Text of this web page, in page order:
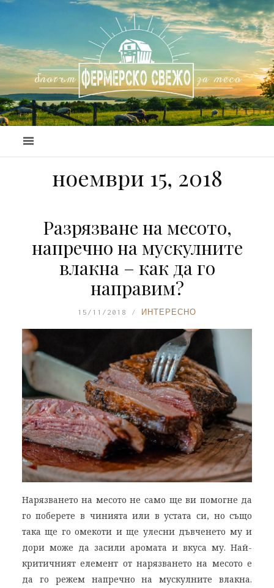
ноември 15, 2018
Разрязване на месото,
напречно на мускулните
влакна – как да го
направим?
15/11/2018 ИНТЕРЕСНО
Нарязването на месото не само ще ви помогне да
го поберете в чинията или в устата си, но също
така ще го омекоти и ще улесни дъвченето му и
дори може да засили аромата и вкуса му. Най-
критичният елемент от нарязването на месото е
да го режем напречно на мускулните влакна.